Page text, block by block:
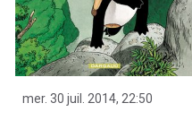
mer. 30 juil. 2014, 22:50